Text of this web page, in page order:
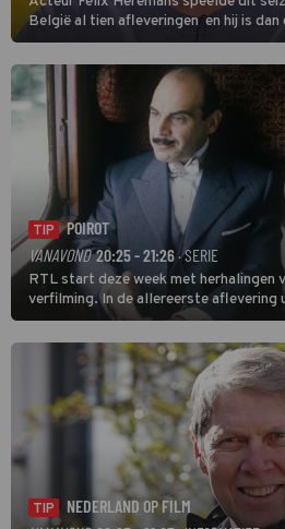
België al tien afleveringen en hij is
deze seizoensfinale. En er is
Soundos El Ahmadi neemt plaats aan
TIP
POIROT
VANAVOND 20:25 - 21:26 · SERIE
RTL start deze week met herhalingen
verfilming. In de allereerste aflevering
speurder op zoek naar een vermiste
verwikkeld in een moordzaak. (HH)
TIP
NEDERLAND OP FILM